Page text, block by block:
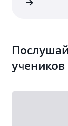
учеников